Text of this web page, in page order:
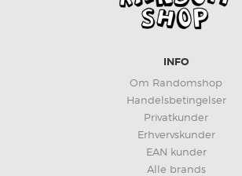
INFO
Om Randomshop
Handelsbetingelser
Privatkunder
Erhvervskunder
EAN kunder
Alle brands